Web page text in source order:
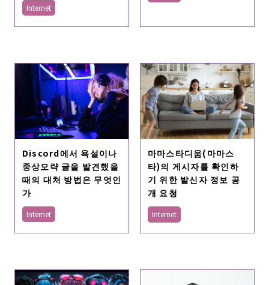
Internet
Discord에서 욕설이나
중상모략 글을 발견했을
때의 대처 방법은 무엇인
가
Internet
마마스타디움(마마스
타)의 게시자를 확인하
기 위한 발신자 정보 공
개 요청
Internet